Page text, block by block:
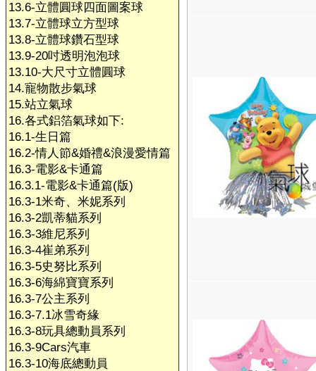
13.6-立體圓球四面圖案球
13.7-立體球立方型球
13.8-立體球鑽石型球
13.9-20吋透明泡泡球
13.10-大尺寸立體圓球
14.寵物散步氣球
15.站立氣球
16.各式鋁箔氣球如下:
16.1-生日篇
16.2-情人節&婚禮&浪漫愛情篇
16.3-電影&卡通篇
16.3.1-電影&卡通篇(版)
16.3-1米奇、米妮系列
16.3-2凱蒂貓系列
16.3-3維尼系列
16.3-4崔弟系列
16.3-5史努比系列
16.3-6海綿寶寶系列
16.3-7公主系列
16.3-7.1冰雪奇緣
16.3-8玩具總動員系列
16.3-9Cars汽車
16.3-10海底總動員